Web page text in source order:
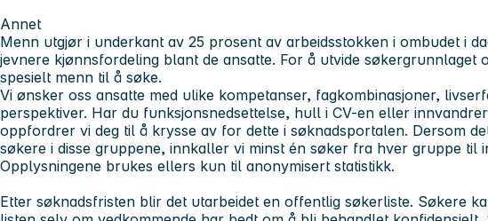
Annet
Menn utgjør i underkant av 25 prosent av arbeidsstokken i ombudet i
jevnere kjønnsfordeling blant de ansatte. For å utvide
spesielt menn til å søke.
Vi ønsker oss ansatte med ulike kompetanser, fagkombinasjoner,
perspektiver. Har du funksjonsnedsettelse, hull i CV-en eller
oppfordrer vi deg til å krysse av for dette i søknadsportalen. Dersom
søkere i disse gruppene, innkaller vi minst én søker fra hver gruppe til
Opplysningene brukes ellers kun til anonymisert statistikk.
Etter søknadsfristen blir det utarbeidet en offentlig søkerliste. Søkere